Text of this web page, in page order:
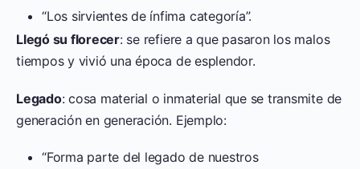
“Los sirvientes de ínfima categoría”.
Llegó su florecer: se refiere a que pasaron los malos
tiempos y vivió una época de esplendor.
Legado: cosa material o inmaterial que se transmite de
generación en generación. Ejemplo:
“Forma parte del legado de nuestros